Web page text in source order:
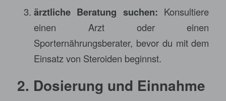
ärztliche Beratung suchen: Konsultiere
einen Arzt oder einen
Sporternährungsberater, bevor du mit dem
Einsatz von Steroiden beginnst.
2. Dosierung und Einnahme